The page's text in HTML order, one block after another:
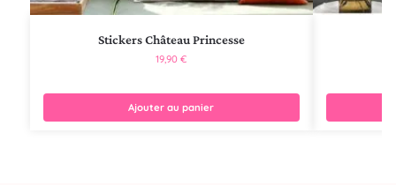
Stickers Château Princesse
19,90€
Ajouter au panier